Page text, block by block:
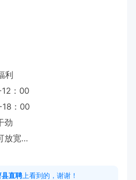
利
：00
18：00
劲
放宽
2500+提成，第二个月转正3
县直聘 上看到的，谢谢！